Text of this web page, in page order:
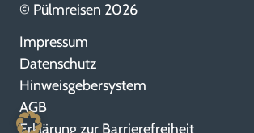
© Pülmreisen 2026
Impressum
Datenschutz
Hinweisgebersystem
AGB
Erklärung zur Barrierefreiheit